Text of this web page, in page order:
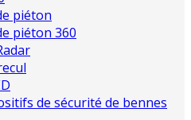
piéton
piéton 360
de sécurité de bennes